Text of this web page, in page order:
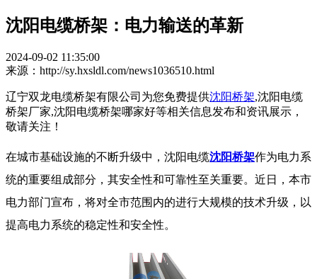
沈阳电缆桥架：电力输送的革新
2024-09-02 11:35:00
来源：http://sy.hxsldl.com/news1036510.html
辽宁双龙电缆桥架有限公司为您免费提供沈阳桥架,沈阳电缆
桥架厂家,沈阳电缆桥架哪家好等相关信息发布和资讯展示，
敬请关注！
在城市基础设施的不断升级中，沈阳电缆沈阳桥架作为电力系
统的重要组成部分，其安全性和可靠性至关重要。近日，本市
电力部门宣布，将对全市范围内的进行大规模的技术升级，以
提高电力系统的稳定性和安全性。